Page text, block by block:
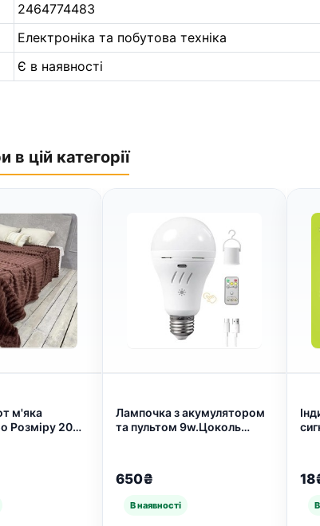
2464774483
Електроніка та побутова техніка
Є в наявності
в цій категорії
м'яка
Розміру 200-
Лампочка з акумулятором
та пультом 9w.Цоколь
650₴